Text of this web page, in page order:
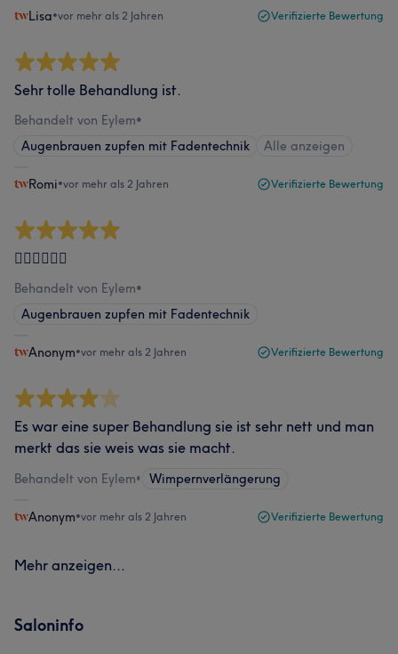
Lisa•vor mehr als 2 Jahren Verifizierte Bewertung
Sehr tolle Behandlung ist.
Behandelt von Eylem•
Augenbrauen zupfen mit Fadentechnik
Alle anzeigen
Romi•vor mehr als 2 Jahren Verifizierte Bewertung
👌🏼👌🏼👌🏼
Behandelt von Eylem•
Augenbrauen zupfen mit Fadentechnik
Anonym•vor mehr als 2 Jahren Verifizierte Bewertung
Es war eine super Behandlung sie ist sehr nett und man
merkt das sie weis was sie macht.
Behandelt von Eylem• Wimpernverlängerung
Anonym•vor mehr als 2 Jahren Verifizierte Bewertung
Mehr anzeigen...
Saloninfo